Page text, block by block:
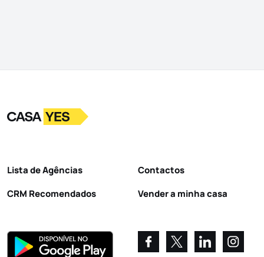
LogoIr para a homepage
Lista de Agências
CRM Recomendados
Contactos
Vender a minha casa